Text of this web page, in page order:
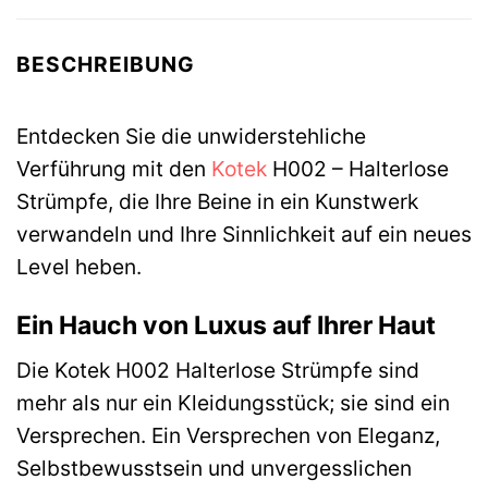
BESCHREIBUNG
Entdecken Sie die unwiderstehliche
Verführung mit den Kotek H002 – Halterlose
Strümpfe, die Ihre Beine in ein Kunstwerk
verwandeln und Ihre Sinnlichkeit auf ein neues
Level heben.
Ein Hauch von Luxus auf Ihrer Haut
Die Kotek H002 Halterlose Strümpfe sind
mehr als nur ein Kleidungsstück; sie sind ein
Versprechen. Ein Versprechen von Eleganz,
Selbstbewusstsein und unvergesslichen